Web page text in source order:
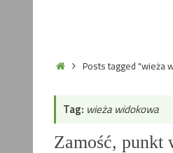
HomePosts tagged "wieża
Tag: wieża widokowa
Zamość, punkt